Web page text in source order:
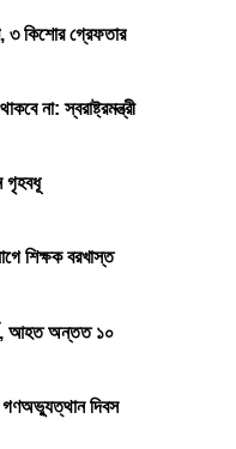
৩ কিশোর গ্রেফতার
না: স্বরাষ্ট্রমন্ত্রী
গৃহবধূ
শিক্ষক বরখাস্ত
আহত অন্তত ১০
দিবস